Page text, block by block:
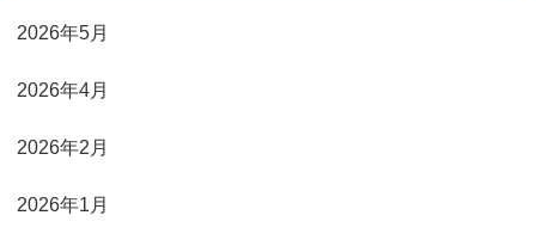
2026年5月
2026年4月
2026年2月
2026年1月